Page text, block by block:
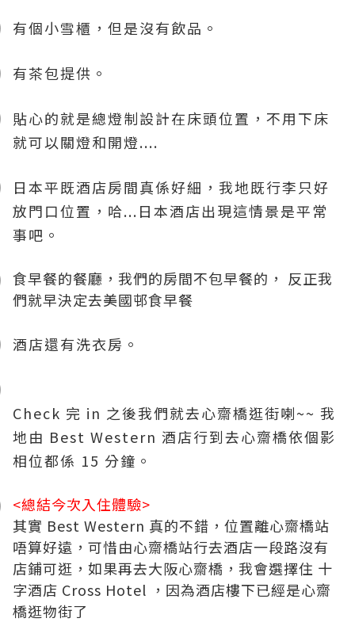
有個小雪櫃，但是沒有飲品。
有茶包提供。
貼心的就是總燈制設計在床頭位置，不用下床
就可以關燈和開燈....
日本平既酒店房間真係好細，我地既行李只好
放門口位置，哈...日本酒店出現這情景是平常
事吧。
食早餐的餐廳，我們的房間不包早餐的， 反正我
們就早決定去美國邨食早餐
酒店還有洗衣房。
Check 完 in 之後我們就去心齋橋逛街喇~~ 我
地由 Best Western 酒店行到去心齋橋依個影
相位都係 15 分鐘。
<總結今次入住體驗>
其實 Best Western 真的不錯，位置離心齋橋站
唔算好遠，可惜由心齋橋站行去酒店一段路沒有
店鋪可逛，如果再去大阪心齋橋 ，我會選擇住 十
字酒店 Cross Hotel ，因為酒店樓下已經是心齋
橋逛物街了